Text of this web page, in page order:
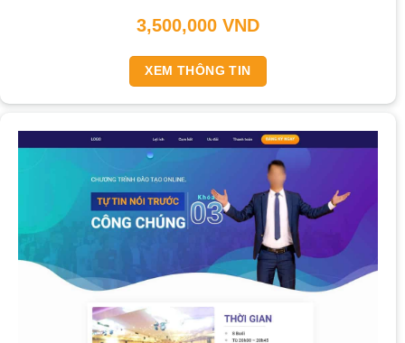
3,500,000 VND
XEM THÔNG TIN